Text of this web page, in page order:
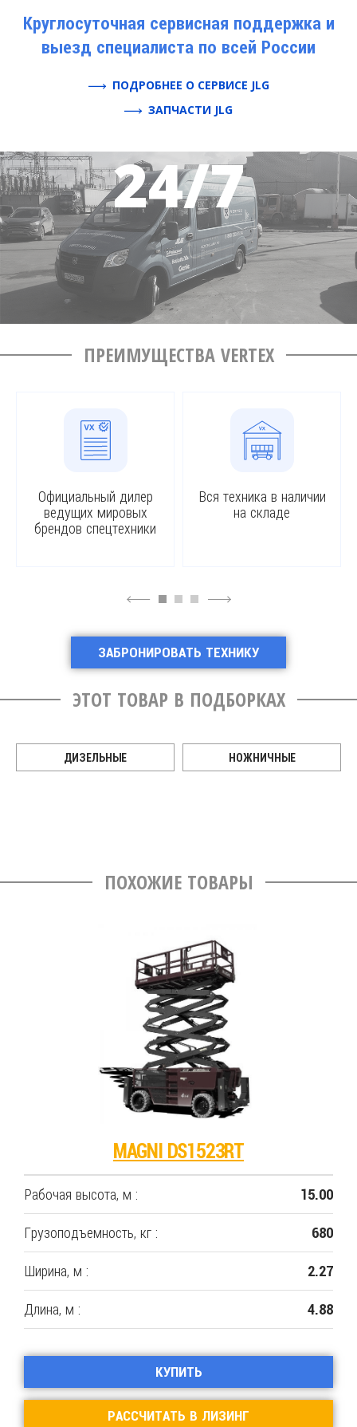
Круглосуточная сервисная поддержка и
выезд специалиста по всей России
ПОДРОБНЕЕ О СЕРВИСЕ JLG
ЗАПЧАСТИ JLG
ПРЕИМУЩЕСТВА VERTEX
Официальный дилер
ведущих мировых
брендов спецтехники
Вся техника в наличии
на складе
4 6
ЗАБРОНИРОВАТЬ ТЕХНИКУ
ЭТОТ ТОВАР В ПОДБОРКАХ
ДИЗЕЛЬНЫЕ НОЖНИЧНЫЕ
ПОХОЖИЕ ТОВАРЫ
MAGNI DS1523RT
Рабочая высота, м : 15.00
Грузоподъемность, кг : 680
Ширина, м : 2.27
Длина, м : 4.88
КУПИТЬ
РАССЧИТАТЬ В ЛИЗИНГ